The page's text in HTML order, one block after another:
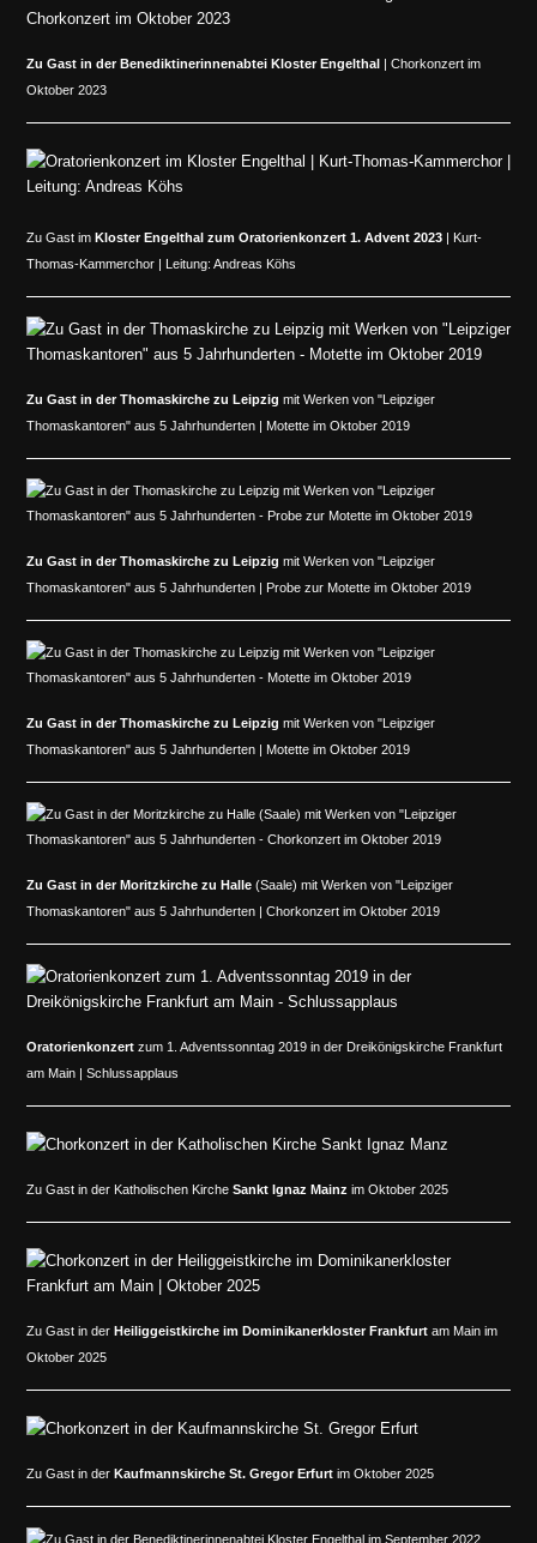
Zu Gast in derBenediktinerinnenabtei Kloster Engelthal | Chorkonzert im
Oktober 2023
Zu Gast im Kloster Engelthal zum Oratorienkonzert 1. Advent 2023 | Kurt-
Thomas-Kammerchor | Leitung: Andreas Köhs
Zu Gast in der Thomaskirche zu Leipzig mit Werken von "Leipziger
Thomaskantoren" aus 5 Jahrhunderten | Motette im Oktober 2019
Zu Gast in der Thomaskirche zu Leipzig mit Werken von "Leipziger
Thomaskantoren" aus 5 Jahrhunderten | Probe zur Motette im Oktober 2019
Zu Gast in der Thomaskirche zu Leipzig mit Werken von "Leipziger
Thomaskantoren" aus 5 Jahrhunderten | Motette im Oktober 2019
Zu Gast in derMoritzkirche zu Halle (Saale) mit Werken von "Leipziger
Thomaskantoren" aus 5 Jahrhunderten | Chorkonzert im Oktober 2019
Oratorienkonzert zum 1. Adventssonntag 2019 in der Dreikönigskirche Frankfurt
am Main | Schlussapplaus
Zu Gast in der Katholischen Kirche Sankt Ignaz Mainz im Oktober 2025
Zu Gast in der Heiliggeistkirche im Dominikanerkloster Frankfurt am Main im
Oktober 2025
Zu Gast in der Kaufmannskirche St. Gregor Erfurt im Oktober 2025